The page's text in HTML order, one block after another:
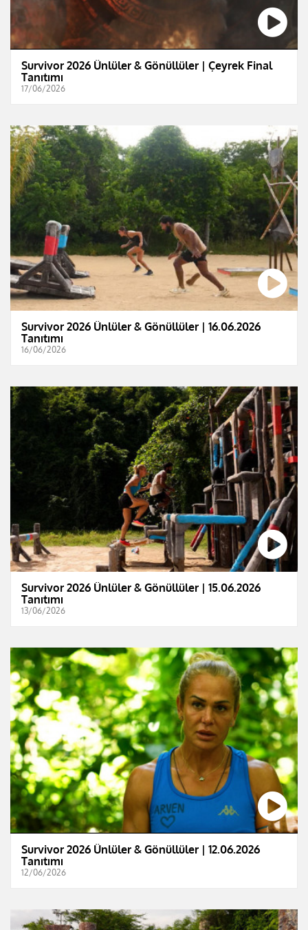
Survivor 2026 Ünlüler & Gönüllüler | Çeyrek Final
Tanıtımı
17/06/2026
Survivor 2026 Ünlüler & Gönüllüler | 16.06.2026
Tanıtımı
16/06/2026
Survivor 2026 Ünlüler & Gönüllüler | 15.06.2026
Tanıtımı
13/06/2026
Survivor 2026 Ünlüler & Gönüllüler | 12.06.2026
Tanıtımı
12/06/2026